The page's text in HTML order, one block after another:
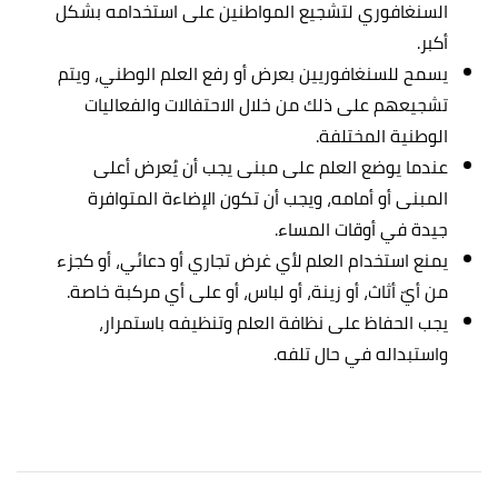
السنغافوري لتشجيع المواطنين على استخدامه بشكل
أكبر.
يسمح للسنغافوريين بعرض أو رفع العلم الوطني، ويتم
تشجيعهم على ذلك من خلال الاحتفالات والفعاليات
الوطنية المختلفة.
عندما يوضع العلم على مبنى يجب أن يُعرض أعلى
المبنى أو أمامه، ويجب أن تكون الإضاءة المتوافرة
جيدة في أوقات المساء.
يمنع استخدام العلم لأي غرض تجاري أو دعائي، أو كجزء
من أيّ أثاث، أو زينة، أو لباس، أو على أي مركبة خاصة.
يجب الحفاظ على نظافة العلم وتنظيفه باستمرار،
واستبداله في حال تلفه.